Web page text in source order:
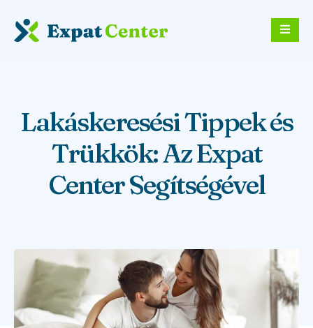
Lakáskeresési Tippek és
Trükkök: Az Expat
Center Segítségével